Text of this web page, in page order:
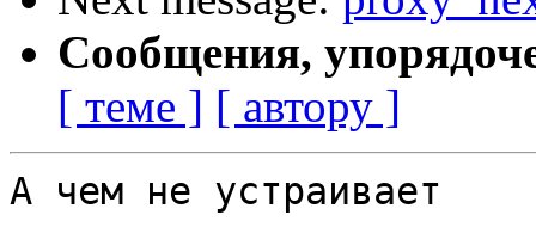
Сообщения,
[ теме ] [ автору ]
А чем не устраивает